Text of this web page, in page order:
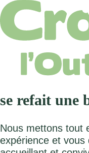
se refait une
Nous mettons tout
expérience et